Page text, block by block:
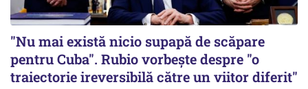
"Nu mai există nicio supapă de scăpare
pentru Cuba". Rubio vorbește despre "o
traiectorie ireversibilă către un viitor diferit"